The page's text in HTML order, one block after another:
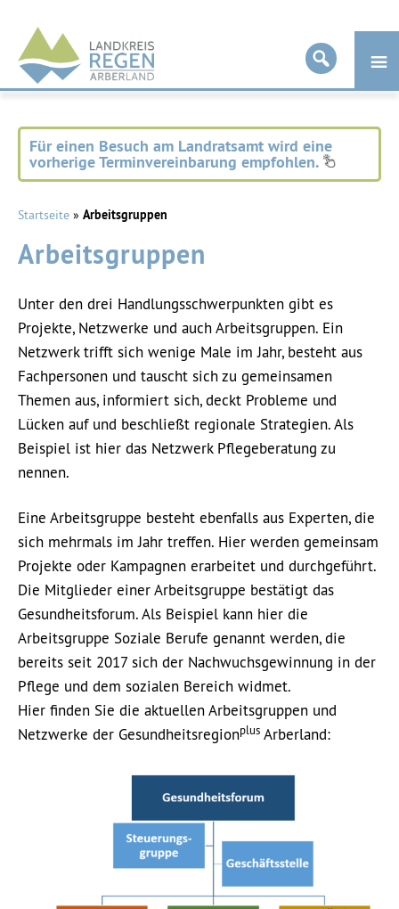
Landkreis
Regen
Für einen Besuch am Landratsamt wird eine
vorherige Terminvereinbarung empfohlen.
Startseite » Arbeitsgruppen
Arbeitsgruppen
Unter den drei Handlungsschwerpunkten gibt es
Projekte, Netzwerke und auch Arbeitsgruppen. Ein
Netzwerk trifft sich wenige Male im Jahr, besteht aus
Fachpersonen und tauscht sich zu gemeinsamen
Themen aus, informiert sich, deckt Probleme und
Lücken auf und beschließt regionale Strategien. Als
Beispiel ist hier das Netzwerk Pflegeberatung zu
nennen.
Eine Arbeitsgruppe besteht ebenfalls aus Experten, die
sich mehrmals im Jahr treffen. Hier werden gemeinsam
Projekte oder Kampagnen erarbeitet und durchgeführt.
Die Mitglieder einer Arbeitsgruppe bestätigt das
Gesundheitsforum. Als Beispiel kann hier die
Arbeitsgruppe Soziale Berufe genannt werden, die
bereits seit 2017 sich der Nachwuchsgewinnung in der
Pflege und dem sozialen Bereich widmet.
Hier finden Sie die aktuellen Arbeitsgruppen und
Netzwerke der Gesundheitsregionplus Arberland: